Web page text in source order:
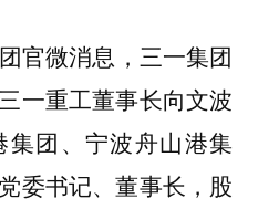
官微消息，三一集团
一重工董事长向文波
团、宁波舟山港集
委书记、董事长，股